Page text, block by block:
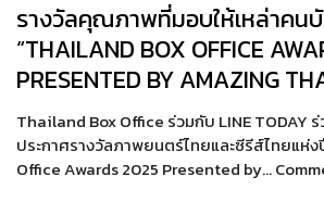
รางวัลคุณภาพที่มอบให้เหล่าคน
“THAILAND BOX OFFICE
PRESENTED BY AMAZING
Thailand Box Office ร่วมกับ LINE TODAY
ประกาศรางวัลภาพยนตร์ไทยและซีรีส์ไทยแห่
Office Awards 2025 Presented by…